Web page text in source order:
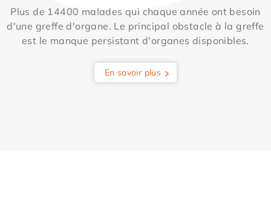
Plus de 14400 malades qui chaque année ont besoin
d'une greffe d'organe. Le principal obstacle à la greffe
est le manque persistant d'organes disponibles.
En savoir plus